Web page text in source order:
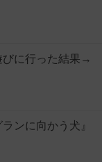
びに行った結果→
ンに向かう犬』